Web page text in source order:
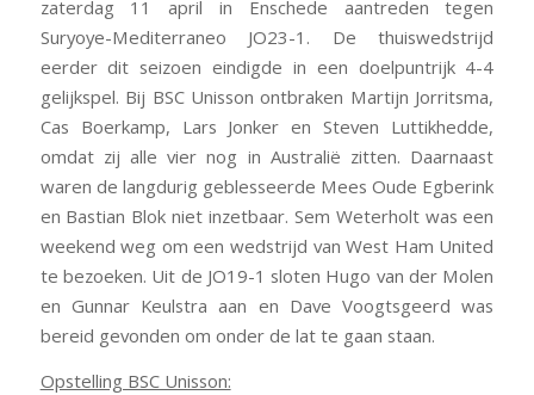
zaterdag 11 april in Enschede aantreden tegen
Suryoye-Mediterraneo JO23-1. De thuiswedstrijd
eerder dit seizoen eindigde in een doelpuntrijk 4-4
gelijkspel. Bij BSC Unisson ontbraken Martijn Jorritsma,
Cas Boerkamp, Lars Jonker en Steven Luttikhedde,
omdat zij alle vier nog in Australië zitten. Daarnaast
waren de langdurig geblesseerde Mees Oude Egberink
en Bastian Blok niet inzetbaar. Sem Weterholt was een
weekend weg om een wedstrijd van West Ham United
te bezoeken. Uit de JO19-1 sloten Hugo van der Molen
en Gunnar Keulstra aan en Dave Voogtsgeerd was
bereid gevonden om onder de lat te gaan staan.
Opstelling BSC Unisson: